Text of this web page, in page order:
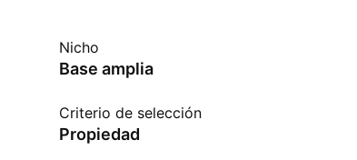
Nicho
Base amplia
Criterio de selección
Propiedad